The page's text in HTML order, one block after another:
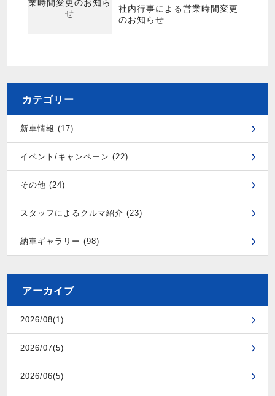
社内行事による営業時間変更
のお知らせ
カテゴリー
新車情報 (17)
イベント/キャンペーン (22)
その他 (24)
スタッフによるクルマ紹介 (23)
納車ギャラリー (98)
アーカイブ
2026/08(1)
2026/07(5)
2026/06(5)